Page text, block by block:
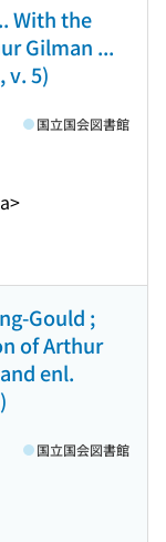
With the
Gilman ...
v. 5)
国立国会図書館
Gould ;
of Arthur
enl.
国立国会図書館